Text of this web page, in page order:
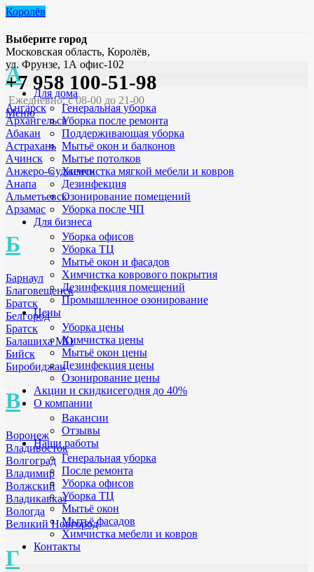
Королёв
Выберите город
А
Ангарск
Архангельск
Абакан
Астрахань
Ачинск
Анжеро-Судженск
Анапа
Альметьевск
Арзамас
Б
Барнаул
Благовещенск
Братск
Белгород
Братск
Балашиха МО
Бийск
Биробиджан
В
Воронеж
Владивосток
Волгоград
Владимир
Волжский
Владикавказ
Вологда
Великий Новгород
Г
Московская область, Королёв,
ул. Фрунзе, 1А офис-102
+7 958 100-51-98
Ежедневно: с 08-00 до 21-00
Меню
Для дома
Генеральная уборка
Уборка после ремонта
Поддерживающая уборка
Мытьё окон и балконов
Мытье потолков
Химчистка мягкой мебели и ковров
Дезинфекция
Озонирование помещений
Уборка после ЧП
Для бизнеса
Уборка офисов
Уборка ТЦ
Мытьё окон и фасадов
Химчистка коврового покрытия
Дезинфекция помещений
Промышленное озонирование
Цены
Уборка цены
Химчистка цены
Мытьё окон цены
Дезинфекция цены
Озонирование цены
Акции и скидкисегодня до 40%
О компании
Вакансии
Отзывы
Наши работы
Генеральная уборка
После ремонта
Уборка офисов
Уборка ТЦ
Мытьё окон
Мытьё фасадов
Химчистка мебели и ковров
Контакты